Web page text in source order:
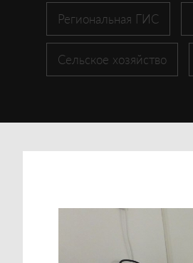
Региональная ГИС
Сельское хозяйство